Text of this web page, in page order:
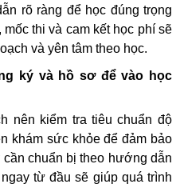
rõ ràng để học đúng trọng
thi và cam kết học phí sẽ
và yên tâm theo học.
ký và hồ sơ để vào học
nên kiểm tra tiêu chuẩn độ
khám sức khỏe để đảm bảo
chuẩn bị theo hướng dẫn
từ đầu sẽ giúp quá trình